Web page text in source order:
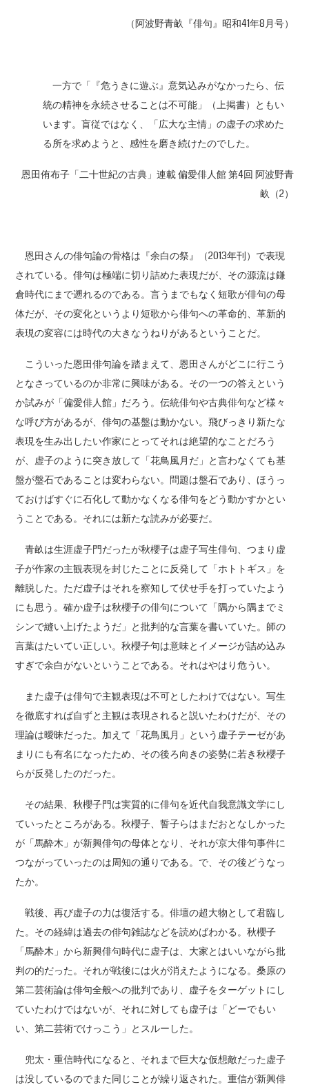
（阿波野青畝『俳句』昭和41年8月号）
一方で「『危うきに遊ぶ』意気込みがなかったら、伝
統の精神を永続させることは不可能」（上掲書）ともい
います。盲従ではなく、「広大な主情」の虚子の求めた
る所を求めようと、感性を磨き続けたのでした。
恩田侑布子「二十世紀の古典」連載 偏愛俳人館 第4回 阿波野青
畝（2）
恩田さんの俳句論の骨格は『余白の祭』（2013年刊）で表現
されている。俳句は極端に切り詰めた表現だが、その源流は鎌
倉時代にまで遡れるのである。言うまでもなく短歌が俳句の母
体だが、その変化というより短歌から俳句への革命的、革新的
表現の変容には時代の大きなうねりがあるということだ。
こういった恩田俳句論を踏まえて、恩田さんがどこに行こう
となさっているのか非常に興味がある。その一つの答えという
か試みが「偏愛俳人館」だろう。伝統俳句や古典俳句など様々
な呼び方があるが、俳句の基盤は動かない。飛びっきり新たな
表現を生み出したい作家にとってそれは絶望的なことだろう
が、虚子のように突き放して「花鳥風月だ」と言わなくても基
盤が盤石であることは変わらない。問題は盤石であり、ほうっ
ておけばすぐに石化して動かなくなる俳句をどう動かすかとい
うことである。それには新たな読みが必要だ。
青畝は生涯虚子門だったが秋櫻子は虚子写生俳句、つまり虚
子が作家の主観表現を封じたことに反発して「ホトトギス」を
離脱した。ただ虚子はそれを察知して伏せ手を打っていたよう
にも思う。確か虚子は秋櫻子の俳句について「隅から隅までミ
シンで縫い上げたようだ」と批判的な言葉を書いていた。師の
言葉はたいてい正しい。秋櫻子句は意味とイメージが詰め込み
すぎで余白がないということである。それはやはり危うい。
また虚子は俳句で主観表現は不可としたわけではない。写生
を徹底すれば自ずと主観は表現されると説いたわけだが、その
理論は曖昧だった。加えて「花鳥風月」という虚子テーゼがあ
まりにも有名になったため、その後ろ向きの姿勢に若き秋櫻子
らが反発したのだった。
その結果、秋櫻子門は実質的に俳句を近代自我意識文学にし
ていったところがある。秋櫻子、誓子らはまだおとなしかった
が「馬酔木」が新興俳句の母体となり、それが京大俳句事件に
つながっていったのは周知の通りである。で、その後どうなっ
たか。
戦後、再び虚子の力は復活する。俳壇の超大物として君臨し
た。その経緯は過去の俳句雑誌などを読めばわかる。秋櫻子
「馬酔木」から新興俳句時代に虚子は、大家とはいいながら批
判の的だった。それが戦後には火が消えたようになる。桑原の
第二芸術論は俳句全般への批判であり、虚子をターゲットにし
ていたわけではないが、それに対しても虚子は「どーでもい
い、第二芸術でけっこう」とスルーした。
兜太・重信時代になると、それまで巨大な仮想敵だった虚子
は没しているのでまた同じことが繰り返された。重信が新興俳